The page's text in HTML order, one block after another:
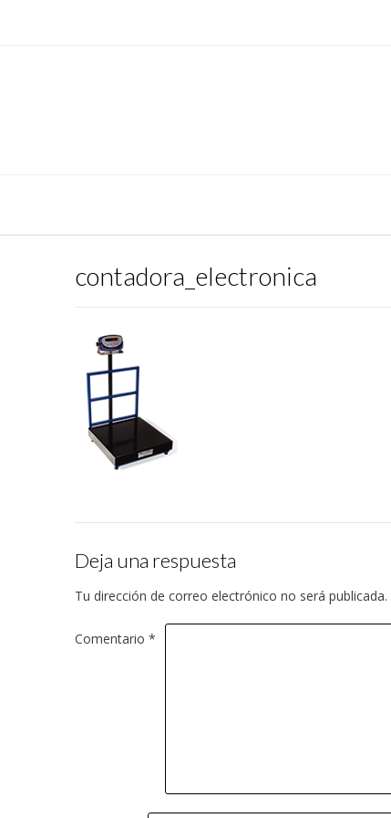
contadora_electronica
Deja una respuesta
Tu dirección de correo electrónico no será publicada.
Comentario *